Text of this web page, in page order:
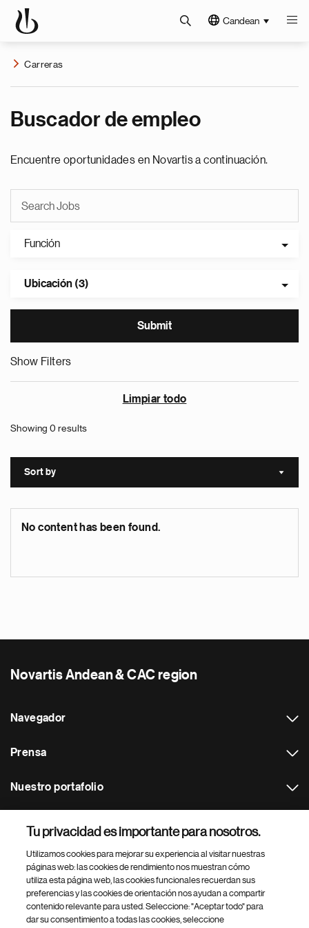
Candean
Carreras
Buscador de empleo
Encuentre oportunidades en Novartis a continuación.
Función
Ubicación (3)
Show Filters
Limpiar todo
Showing 0 results
Sort by Sort
No content has been found.
Novartis Andean & CAC region
Navegador
Prensa
Nuestro portafolio
Footer Site Search
Tu privacidad es importante para nosotros.
Utilizamos cookies para mejorar su experiencia al visitar nuestras
páginas web: las cookies de rendimiento nos muestran cómo
utiliza esta página web, las cookies funcionales recuerdan sus
preferencias y las cookies de orientación nos ayudan a compartir
contenido relevante para usted. Seleccione: "Aceptar todo" para
dar su consentimiento a todas las cookies, seleccione